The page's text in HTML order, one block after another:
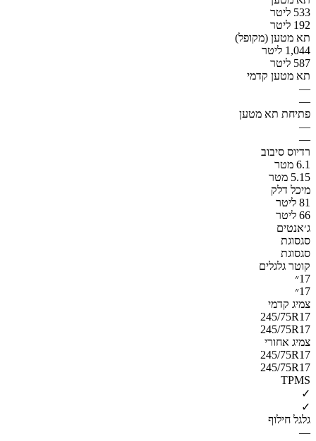
533 ליטר
192 ליטר
תא מטען (מקופל)
1,044 ליטר
587 ליטר
תא מטען קדמי
—
—
פתיחת תא מטען
—
—
רדיוס סיבוב
6.1 מטר
5.15 מטר
מיכל דלק
81 ליטר
66 ליטר
ג׳אנטים
סגסוגת
סגסוגת
קוטר גלגלים
17״
17״
צמיג קדמי
245/75R17
245/75R17
צמיג אחורי
245/75R17
245/75R17
TPMS
✓
✓
גלגל חילוף
—